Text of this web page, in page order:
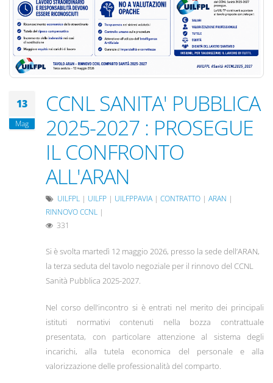
13
Mag
CCNL SANITA' PUBBLICA
2025-2027 : PROSEGUE
IL CONFRONTO
ALL'ARAN
UILFPL | UILFP | UILFPPAVIA | CONTRATTO | ARAN |
RINNOVO CCNL
|
331
Si è svolta martedì 12 maggio 2026, presso la sede dell’ARAN,
la terza seduta del tavolo negoziale per il rinnovo del CCNL
Sanità Pubblica 2025-2027.
Nel corso dell’incontro si è entrati nel merito dei principali
istituti normativi contenuti nella bozza contrattuale
presentata, con particolare attenzione al sistema degli
incarichi, alla tutela economica del personale e alla
valorizzazione delle professionalità del comparto.